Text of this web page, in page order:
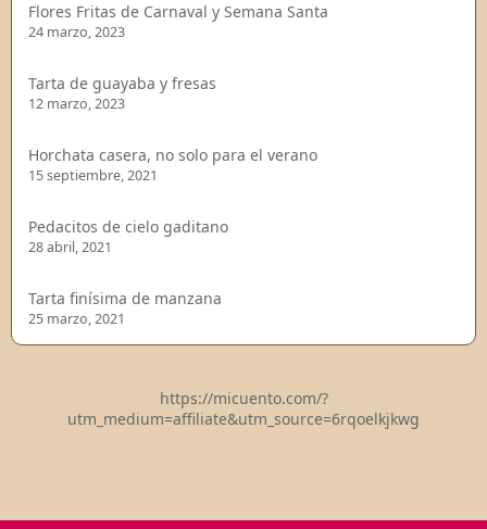
Flores Fritas de Carnaval y Semana Santa
24 marzo, 2023
Tarta de guayaba y fresas
12 marzo, 2023
Horchata casera, no solo para el verano
15 septiembre, 2021
Pedacitos de cielo gaditano
28 abril, 2021
Tarta finísima de manzana
25 marzo, 2021
https://micuento.com/?
utm_medium=affiliate&utm_source=6rqoelkjkwg